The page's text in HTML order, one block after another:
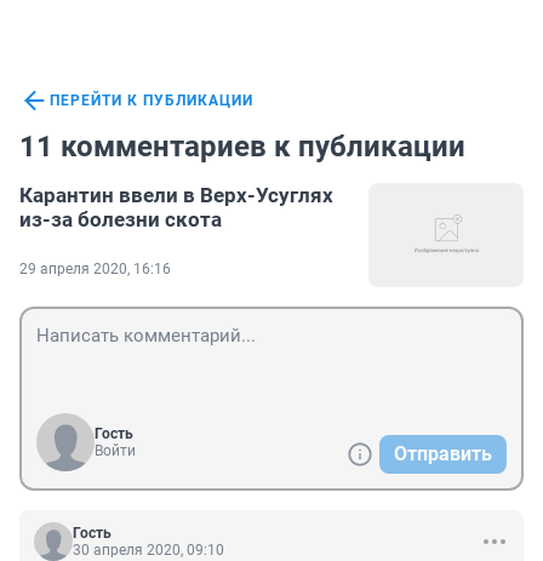
ПЕРЕЙТИ К ПУБЛИКАЦИИ
11 комментариев к публикации
Карантин ввели в Верх-Усуглях
из-за болезни скота
29 апреля 2020, 16:16
Гость
Войти
Отправить
Гость
30 апреля 2020, 09:10